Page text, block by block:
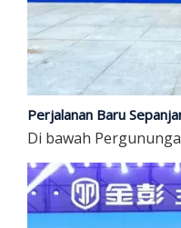
Di bawah